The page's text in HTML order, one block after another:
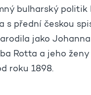
bulharský
s přední českou
jako
Rotta a jeho ženy
roku 1898.